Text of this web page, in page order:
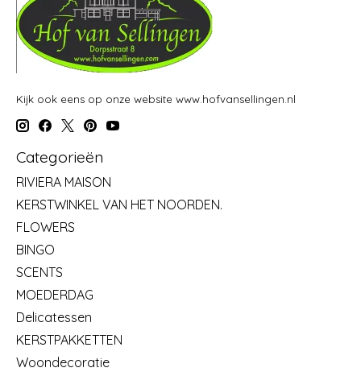
Kijk ook eens op onze website www.hofvansellingen.nl
Categorieën
RIVIERA MAISON
KERSTWINKEL VAN HET NOORDEN.
FLOWERS
BINGO
SCENTS
MOEDERDAG
Delicatessen
KERSTPAKKETTEN
Woondecoratie